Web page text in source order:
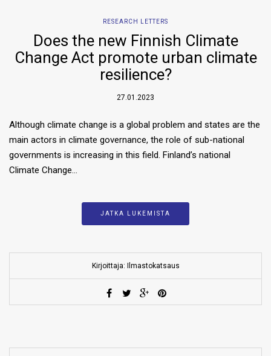
RESEARCH LETTERS
Does the new Finnish Climate
Change Act promote urban climate
resilience?
27.01.2023
Although climate change is a global problem and states are the
main actors in climate governance, the role of sub-national
governments is increasing in this field. Finland’s national
Climate Change…
JATKA LUKEMISTA
Kirjoittaja: Ilmastokatsaus